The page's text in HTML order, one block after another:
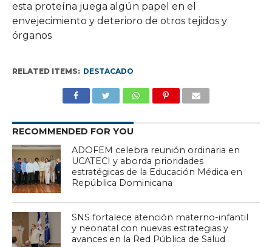
esta proteína juega algún papel en el
envejecimiento y deterioro de otros tejidos y
órganos
RELATED ITEMS: DESTACADO
RECOMMENDED FOR YOU
ADOFEM celebra reunión ordinaria en
UCATECI y aborda prioridades
estratégicas de la Educación Médica en
República Dominicana
SNS fortalece atención materno-infantil
y neonatal con nuevas estrategias y
avances en la Red Pública de Salud